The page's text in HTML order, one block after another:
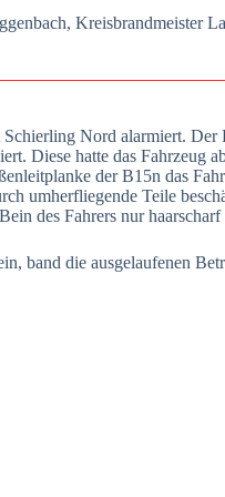
Kreis­brand­meis­ter
Nord alar­miert. Der
Die­se hat­te das Fahr­zeug
der B15n das
umher­flie­gen­de Tei­le
des Fah­rers nur
band die aus­ge­lau­fe­nen